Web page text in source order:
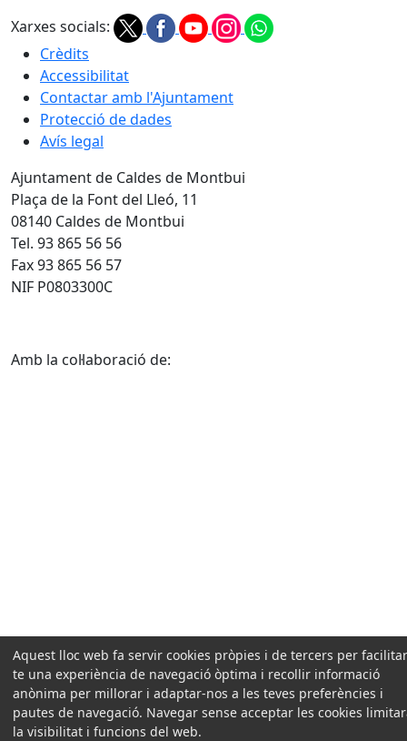
Xarxes socials:
Crèdits
Accessibilitat
Contactar amb l'Ajuntament
Protecció de dades
Avís legal
Ajuntament de Caldes de Montbui
Plaça de la Font del Lleó, 11
08140 Caldes de Montbui
Tel. 93 865 56 56
Fax 93 865 56 57
NIF P0803300C
Amb la col·laboració de:
Aquest lloc web fa servir cookies pròpies i de tercers per
te una experiència de navegació òptima i recollir informació
anònima per millorar i adaptar-nos a les teves preferències i
pautes de navegació. Navegar sense acceptar les cookies
la visibilitat i funcions del web.